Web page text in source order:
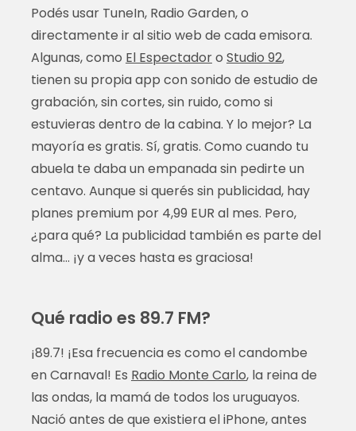
Podés usar TuneIn, Radio Garden, o
directamente ir al sitio web de cada emisora.
Algunas, como El Espectadoro Studio 92,
tienen su propia app con sonido de estudio de
grabación, sin cortes, sin ruido, como si
estuvieras dentro de la cabina. Y lo mejor? La
mayoría es gratis. Sí, gratis. Como cuando tu
abuela te daba un empanada sin pedirte un
centavo. Aunque si querés sin publicidad, hay
planes premium por 4,99 EUR al mes. Pero,
¿para qué? La publicidad también es parte del
alma… ¡y a veces hasta es graciosa!
Qué radio es 89.7 FM?
¡89.7! ¡Esa frecuencia es como el candombe
en Carnaval! Es Radio Monte Carlo, la reina de
las ondas, la mamá de todos los uruguayos.
Nació antes de que existiera el iPhone, antes